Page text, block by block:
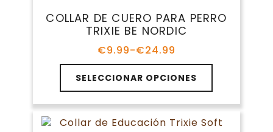
se
pueden
en
página
de
producto
COLLAR DE CUERO PARA PERRO
TRIXIE BE NORDIC
€9.99-€24.99
Rango
de
precios:
desde
€9.99
hasta
€24.99
SELECCIONAR OPCIONES
Este
producto
tiene
múltiples
variantes.